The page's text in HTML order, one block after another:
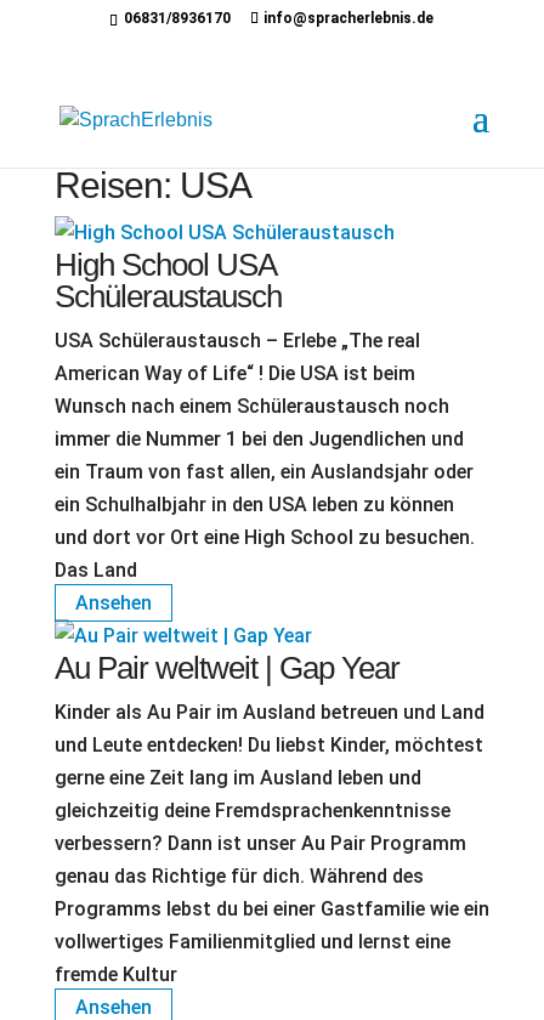
06831/8936170 info@spracherlebnis.de
Reisen: USA
High School USA
Schüleraustausch
USA Schüleraustausch – Erlebe „The real
American Way of Life“ ! Die USA ist beim
Wunsch nach einem Schüleraustausch noch
immer die Nummer 1 bei den Jugendlichen und
ein Traum von fast allen, ein Auslandsjahr oder
ein Schulhalbjahr in den USA leben zu können
und dort vor Ort eine High School zu besuchen.
Das Land
Ansehen
Au Pair weltweit | Gap Year
Kinder als Au Pair im Ausland betreuen und Land
und Leute entdecken! Du liebst Kinder, möchtest
gerne eine Zeit lang im Ausland leben und
gleichzeitig deine Fremdsprachenkenntnisse
verbessern? Dann ist unser Au Pair Programm
genau das Richtige für dich. Während des
Programms lebst du bei einer Gastfamilie wie ein
vollwertiges Familienmitglied und lernst eine
fremde Kultur
Ansehen